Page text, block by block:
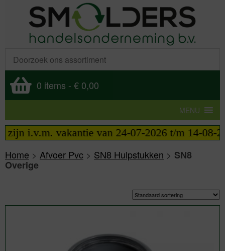
0 items - € 0,00
MENU
vakantie van 24-07-2026 t/m 14-08-2026
Home > Afvoer Pvc > SN8 Hulpstukken > SN8
Overige